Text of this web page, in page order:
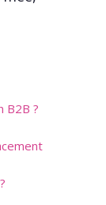
B2B ?